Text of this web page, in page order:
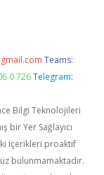
Teams:
0 726 Telegram:
Bilgi Teknolojileri
bir Yer Sağlayıcı
içerikleri proaktif
bulunmamaktadır.